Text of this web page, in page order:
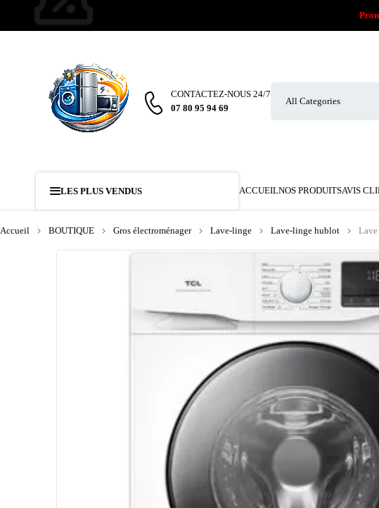
CONTACTEZ-NOUS 24/7
07 80 95 94 69
LES PLUS VENDUS ACCUEILNOS PRODUITSAVIS
Accueil BOUTIQUE Gros électroménager Lave-linge Lave-linge hublot